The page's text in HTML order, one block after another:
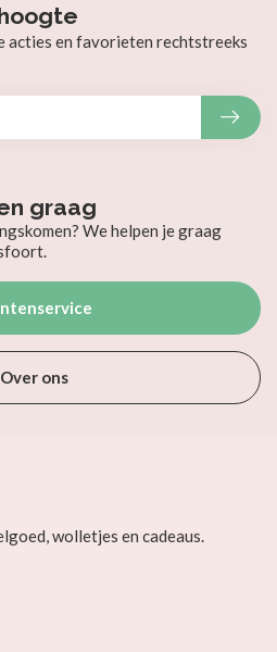
graag
We helpen je graag
Over ons
acties en favorieten rechtstreeks
wolletjes en cadeaus.